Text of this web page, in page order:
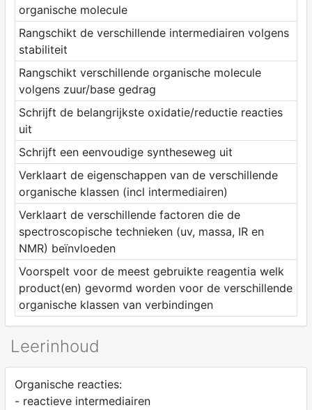
organische molecule
Rangschikt de verschillende intermediairen volgens
stabiliteit
Rangschikt verschillende organische molecule
volgens zuur/base gedrag
Schrijft de belangrijkste oxidatie/reductie reacties
uit
Schrijft een eenvoudige syntheseweg uit
Verklaart de eigenschappen van de verschillende
organische klassen (incl intermediairen)
Verklaart de verschillende factoren die de
spectroscopische technieken (uv, massa, IR en
NMR) beïnvloeden
Voorspelt voor de meest gebruikte reagentia welk
product(en) gevormd worden voor de verschillende
organische klassen van verbindingen
Leerinhoud
Organische reacties:
- reactieve intermediairen